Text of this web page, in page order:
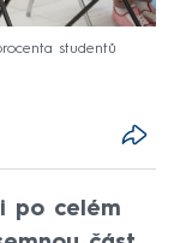
studentů
po celém